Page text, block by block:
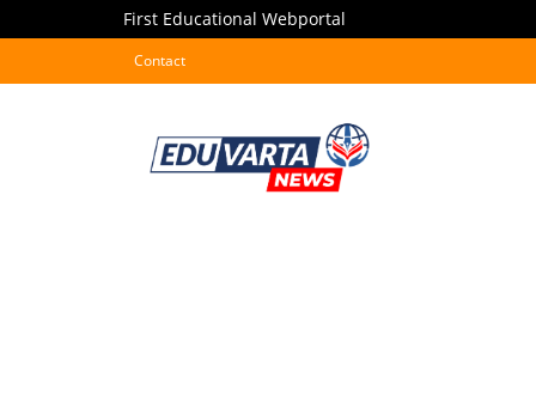
First Educational Webportal
Contact